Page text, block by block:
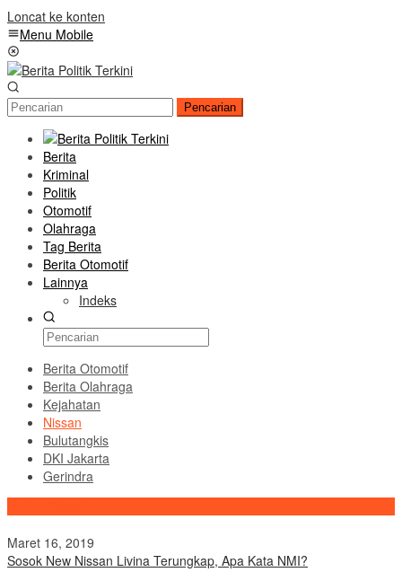
Loncat ke konten
Menu Mobile
Pencarian
Berita
Kriminal
Politik
Otomotif
Olahraga
Tag Berita
Berita Otomotif
Lainnya
Indeks
Berita Otomotif
Berita Olahraga
Kejahatan
Nissan
Bulutangkis
DKI Jakarta
Gerindra
Maret 16, 2019
Sosok New Nissan Livina Terungkap, Apa Kata NMI?